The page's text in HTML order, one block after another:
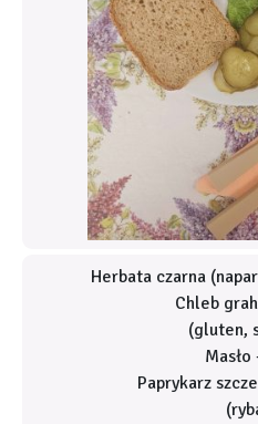
Herbata czarna
Chleb
(gluten,
Paprykarz